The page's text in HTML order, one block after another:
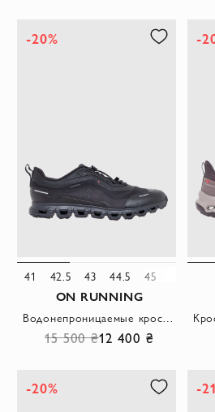
-20%
41 42.5 43 44.5 45
ON RUNNING
15 500 ₴12 400 ₴
-
-20% -